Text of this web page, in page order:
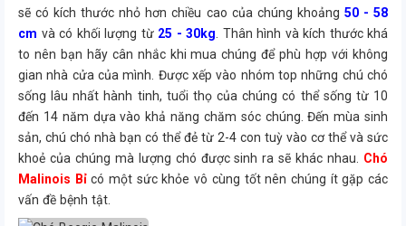
sẽ có kích thước nhỏ hơn chiều cao của chúng khoảng 50 - 58
cm và có khối lượng từ 25 - 30kg . Thân hình và kích thước khá
to nên bạn hãy cân nhắc khi mua chúng để phù hợp với không
gian nhà cửa của mình. Được xếp vào nhóm top những chú chó
sống lâu nhất hành tinh, tuổi thọ của chúng có thể sống từ 10
đến 14 năm dựa vào khả năng chăm sóc chúng. Đến mùa sinh
sản, chú chó nhà bạn có thể đẻ từ 2-4 con tuỳ vào cơ thể và sức
khoẻ của chúng mà lượng chó được sinh ra sẽ khác nhau. Chó
Malinois Bỉcó một sức khỏe vô cùng tốt nên chúng ít gặp các
vấn đề bệnh tật.